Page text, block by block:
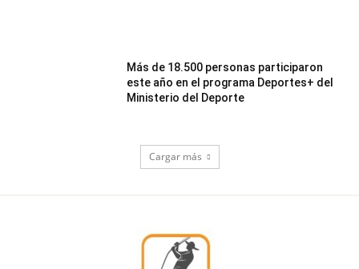
Más de 18.500 personas participaron
este año en el programa Deportes+ del
Ministerio del Deporte
Cargar más